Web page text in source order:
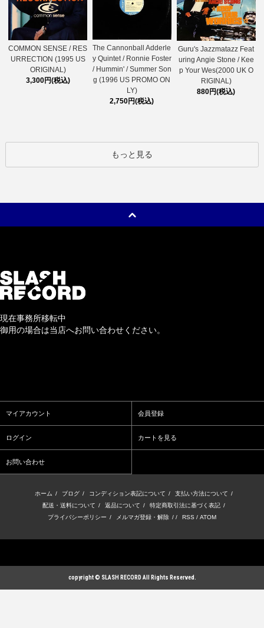
COMMON SENSE / RES
URRECTION (1995 US
ORIGINAL)
3,300円(税込)
The Cannonball Adderle
y Quintet / Ronnie Foster
/ Hummin' / Summer Son
g (1996 US PROMO ON
LY)
2,750円(税込)
Guru's Jazzmatazz Feat
uring Angie Stone / Kee
p Your Wes(2000 UK O
RIGINAL)
880円(税込)
もっと見る
現在事務所移転中
御用の場合は当店へお問い合わせください。
マイアカウント 会員登録
ログイン カートを見る
お問い合わせ
ホーム / ブログ / コンディション表記について / 支払い方法について /
配送・送料について / 返品について / 特定商取引法に基づく表記 /
プライバシーポリシー / メルマガ登録・解除 / / RSS / ATOM
copyright © SLASH RECORD All Rights Reserved.